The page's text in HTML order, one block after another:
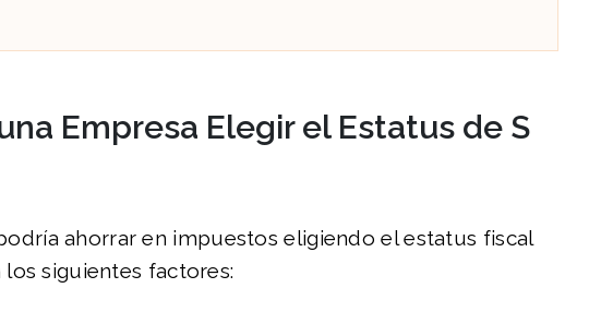
Empresa Elegir el Estatus de S
ahorrar en impuestos eligiendo el estatus fiscal
siguientes factores: